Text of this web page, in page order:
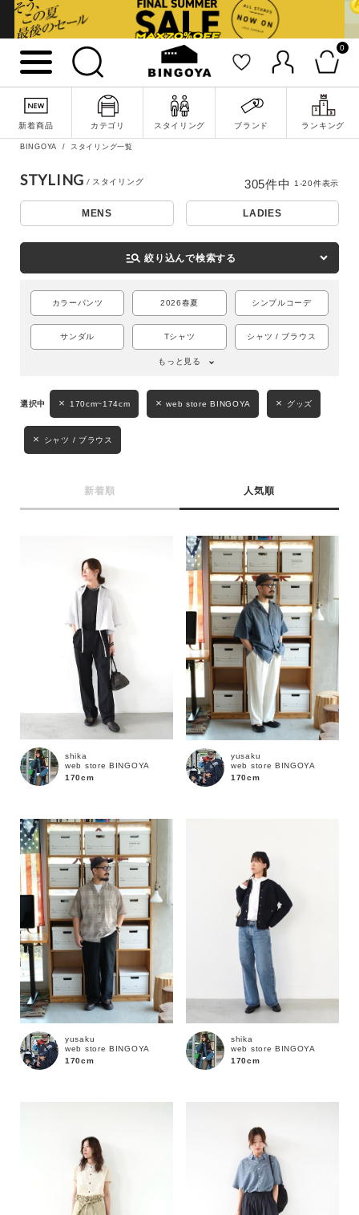
0
新着商品 カテゴリ スタイリング ブランド ランキング
詳細検索
キーワード
BINGOYA スタイリング一覧
STYLING
MENS LADIES
manage_search 絞り込んで検索する
カラーパンツ 2026春夏 シンプルコーデ
サンダル Tシャツ シャツ / ブラウス
もっと見る
170cm~174cm web store BINGOYA グッズ
シャツ / ブラウス
新着順 人気順
305件中 1-20件表示
shika
web store BINGOYA
170cm
yusaku
web store BINGOYA
170cm
yusaku
web store BINGOYA
170cm
shika
web store BINGOYA
170cm